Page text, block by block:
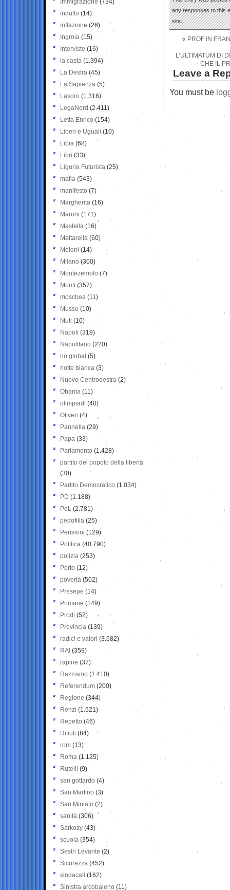
any responses to this
site.
« PROF IN
L’ULTIMATUM DI
CHE IL
Leave a
You must be
Immigrazione (734)
indulto (14)
inflazione (26)
Ingroia (15)
Interviste (16)
la casta (1.394)
La Destra (45)
La Sapienza (5)
Lavoro (1.316)
LegaNord (2.411)
Letta Enrico (154)
Liberi e Uguali (10)
Libia (68)
Libri (33)
Liguria Futurista (25)
mafia (543)
manifesto (7)
Margherita (16)
Maroni (171)
Mastella (16)
Mattarella (60)
Meloni (14)
Milano (300)
Montezemolo (7)
Monti (357)
moschea (11)
Musso (10)
Muti (10)
Napoli (319)
Napolitano (220)
no global (5)
notte bianca (3)
Nuovo Centrodestra (2)
Obama (11)
olimpiadi (40)
Oliveri (4)
Pannella (29)
Papa (33)
Parlamento (1.428)
partito del popolo della libertà
(30)
Partito Democratico (1.034)
PD (1.188)
PdL (2.781)
pedofilia (25)
Pensioni (129)
Politica (40.790)
polizia (253)
Porto (12)
povertà (502)
Presepe (14)
Primarie (149)
Prodi (52)
Provincia (139)
radici e valori (3.682)
RAI (359)
rapine (37)
Razzismo (1.410)
Referendum (200)
Regione (344)
Renzi (1.521)
Repetto (46)
Rifiuti (84)
rom (13)
Roma (1.125)
Rutelli (9)
san gottardo (4)
San Martino (3)
San Miniato (2)
sanità (306)
Sarkozy (43)
scuola (354)
Sestri Levante (2)
Sicurezza (452)
sindacati (162)
Sinistra arcobaleno (11)